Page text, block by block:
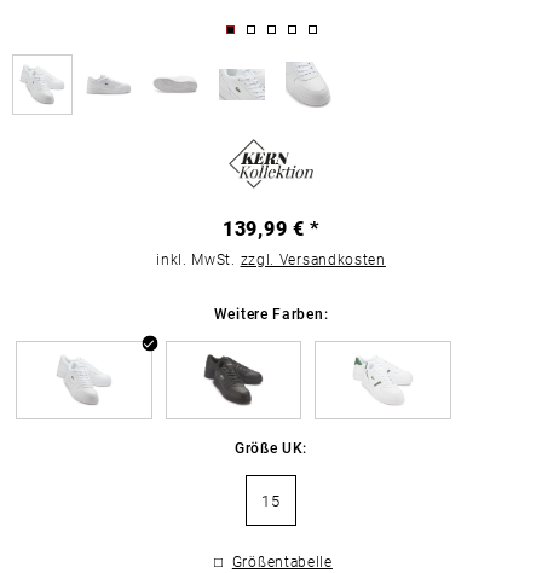
139,99 € *
inkl. MwSt. zzgl. Versandkosten
Weitere Farben:
Größe UK:
15
Größentabelle